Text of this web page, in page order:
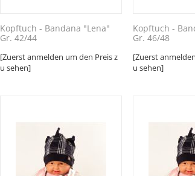
Kopftuch - Bandana "Lena"
Gr. 42/44
[Zuerst anmelden um den Preis z
u sehen]
Kopftuch -
Gr. 46/48
[Zuerst
u sehen]